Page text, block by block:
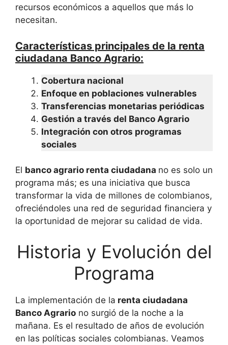
recursos económicos a aquellos que más lo
necesitan.
Características principales de la renta
ciudadana Banco Agrario:
Cobertura nacional
Enfoque en poblaciones vulnerables
Transferencias monetarias periódicas
Gestión a través del Banco Agrario
Integración con otros programas
sociales
El banco agrario renta ciudadana no es solo un
programa más; es una iniciativa que busca
transformar la vida de millones de colombianos,
ofreciéndoles una red de seguridad financiera y
la oportunidad de mejorar su calidad de vida.
Historia y Evolución del
Programa
La implementación de la renta ciudadana
Banco Agrario no surgió de la noche a la
mañana. Es el resultado de años de evolución
en las políticas sociales colombianas. Veamos